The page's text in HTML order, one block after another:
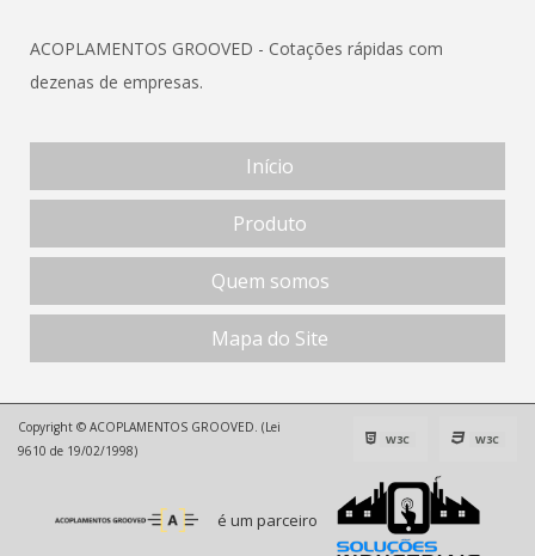
ACOPLAMENTOS GROOVED - Cotações rápidas com
dezenas de empresas.
Início
Produto
Quem somos
Mapa do Site
Copyright © ACOPLAMENTOS GROOVED. (Lei
9610 de 19/02/1998)
W3C W3C
é um parceiro